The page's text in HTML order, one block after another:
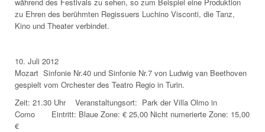
zu Ehren des berühmten Regissuers Luchino Visconti, die Tanz,
Kino und Theater verbindet.
10. Juli 2012
Mozart Sinfonie Nr.40 und Sinfonie Nr.7 von Ludwig van Beethoven
gespielt vom Orchester des Teatro Regio in Turin.
Zeit: 21.30 Uhr Veranstaltungsort: Park der Villa Olmo in
Como Eintritt: Blaue Zone: € 25,00 Nicht numerierte Zone: 15,00
€